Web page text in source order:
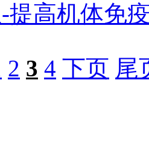
提高机体免
2 3 4 下页 尾